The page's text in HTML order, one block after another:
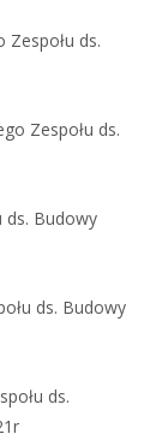
ds.
Zespołu ds.
ds. Budowy
ds. Budowy
ds.